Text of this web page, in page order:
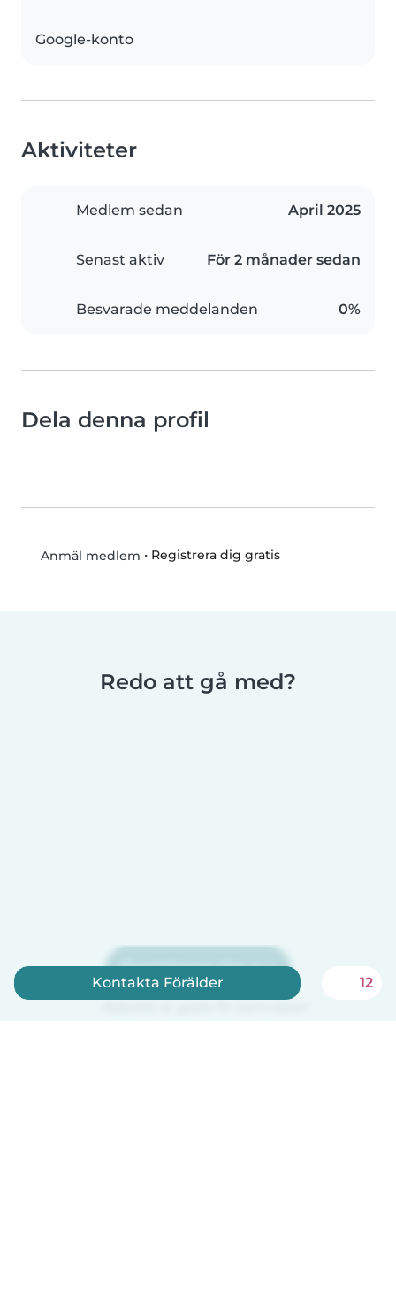
Google-konto
Aktiviteter
Medlem sedan April 2025
Senast aktiv För 2 månader sedan
Besvarade meddelanden 0%
Dela denna profil
Anmäl medlem • Registrera dig gratis
Redo att gå med?
Registrera dig nu
Kontakta Förälder 12